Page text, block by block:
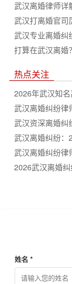
武汉离婚律师详
武汉打离婚官司
婚律师费用标准
武汉专业离婚纠
子女抚养权争夺
打算在武汉离婚
热点关注
2026年武汉知
武汉离婚纠纷
坑
武汉资深离婚纠
武汉离婚纠纷：
武汉离婚纠纷律
议
2026武汉离婚
姓名 *